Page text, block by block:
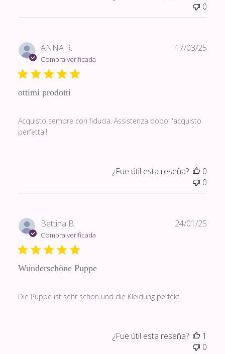
0
ANNA R.
Compra verificada
ottimi prodotti
Acquisto sempre con fiducia. Assistenza dopo l'acquisto
perfetta!!
17/03/25
¿Fue útil esta reseña?
0
0
Bettina B.
Compra verificada
Wunderschöne Puppe
Die Puppe ist sehr schön und die Kleidung perfekt.
24/01/25
¿Fue útil esta reseña?
1
0